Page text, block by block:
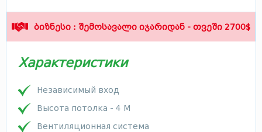
ბიზნესი : შემოსავალი იჯარიდან - თვეში 2700$
Характеристики
Независимый вход
Высота потолка - 4 М
Вентиляционная система